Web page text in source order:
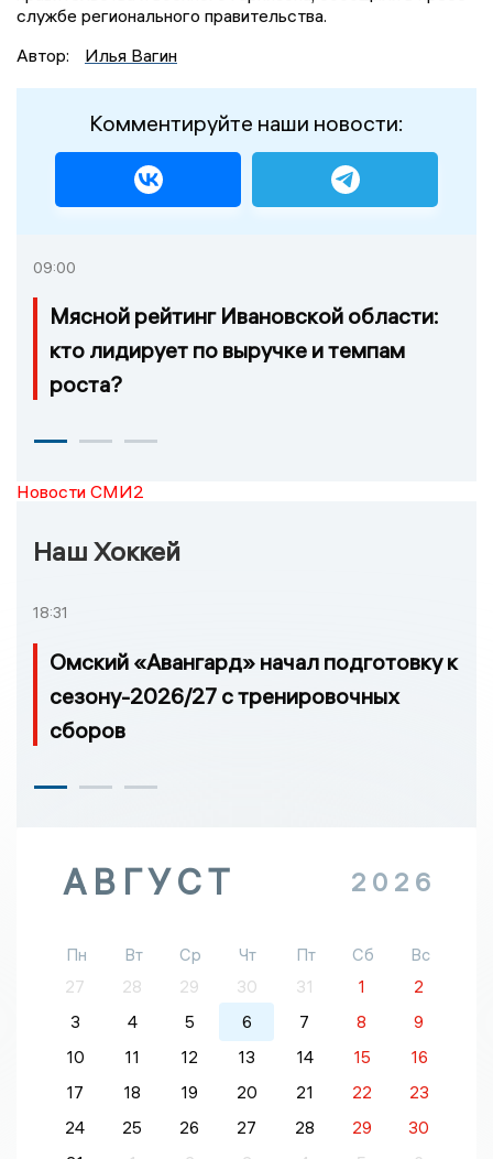
службе регионального правительства.
Автор:
Илья Вагин
Комментируйте наши новости:
09:00
Мясной рейтинг Ивановской области:
кто лидирует по выручке и темпам
роста?
Новости СМИ2
Наш Хоккей
18:31
Омский «Авангард» начал подготовку к
сезону-2026/27 с тренировочных
сборов
АВГУСТ 2026
Пн Вт Ср Чт Пт Сб
Вс
27
28 29 30 31 1
2
3
4 5 6 7 8
9
10
11 12 13 14 15
16
17
18 19 20 21 22
23
24
25 26 27 28 29
30